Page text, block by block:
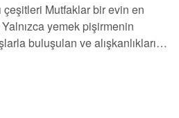
çeşitleri Mutfaklar bir evin en
yemek pişirmenin
buluşulan ve alışkanlıkların
estetik bir mutfak ise hayatı